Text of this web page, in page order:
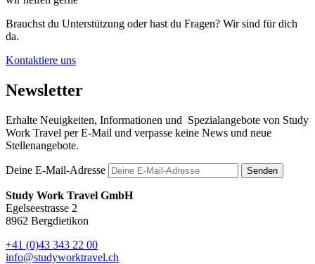
Brauchst du Unterstützung oder hast du Fragen? Wir sind für dich
da.
Kontaktiere uns
Newsletter
Erhalte Neuigkeiten, Informationen und Spezialangebote von Study
Work Travel per E-Mail und verpasse keine News und neue
Stellenangebote.
Deine E-Mail-Adresse Senden
Study Work Travel GmbH
Egelseestrasse 2
8962 Bergdietikon
+41 (0)43 343 22 00
info@studyworktravel.ch